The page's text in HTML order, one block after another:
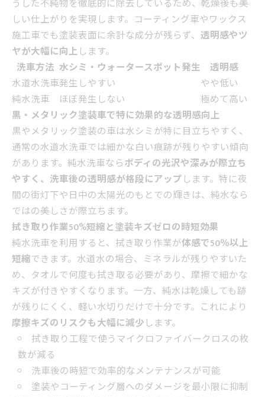
うした不純物を徹底的に除去しているため、乾燥後も美
しい仕上がりを実現します。コーティング車やワックス
施工車でも塗装表面に余計な成分が残らず、 透明感やツ
ヤが大幅に向上します。
洗車方法 水シミ・ウォータースポット発生
透明感
水道水洗車発生しやすい
やや低い
純水洗車
ほぼ発生しない
極めて高い
黒・メタリック塗装車で特に効果的な透明感向上
黒やメタリック塗装の車は水シミが特に目立ちやすく、
通常の水道水洗車では細かな白い痕跡が残りやすい傾向
があります。純水洗車ならボディの光沢や深みが際立ち
やすく、洗車後の透明感が格段にアップします。特に夜
間の街灯下や日中の太陽光のもとでの輝きは、純水なら
ではの美しさが際立ちます。
拭き取り作業50%短縮と塗装キズゼロの時短効果
純水洗車を利用すると、拭き取り作業が体感で50％以上
短縮できます。水道水の場合、ミネラルが残りやすいた
め、タオルで何度も拭き取る必要があり、摩擦で細かな
キズが付きやすくなります。一方、純水は乾燥しても跡
が残りにくく、軽い水切りだけで十分です。これにより
摩擦キズのリスクも大幅に減少します。
拭き取り工程で使うマイクロファイバークロスの枚
数が減る
洗車後の時短で効率的なメンテナンスが可能
塗装やコーティング層へのダメージを最小限に抑制